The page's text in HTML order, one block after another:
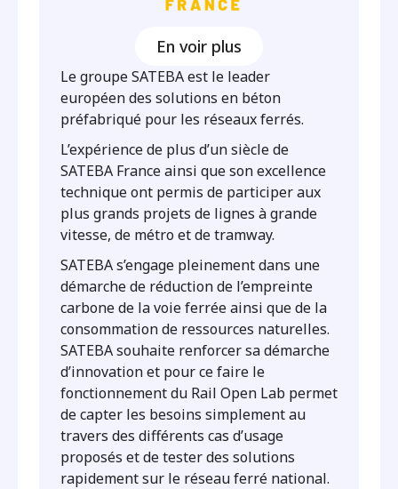
En voir plus
Le groupe SATEBA est le leader
européen des solutions en béton
préfabriqué pour les réseaux ferrés.
L’expérience de plus d’un siècle de
SATEBA France ainsi que son excellence
technique ont permis de participer aux
plus grands projets de lignes à grande
vitesse, de métro et de tramway.
SATEBA s’engage pleinement dans une
démarche de réduction de l’empreinte
carbone de la voie ferrée ainsi que de la
consommation de ressources naturelles.
SATEBA souhaite renforcer sa démarche
d’innovation et pour ce faire le
fonctionnement du Rail Open Lab permet
de capter les besoins simplement au
travers des différents cas d’usage
proposés et de tester des solutions
rapidement sur le réseau ferré national.